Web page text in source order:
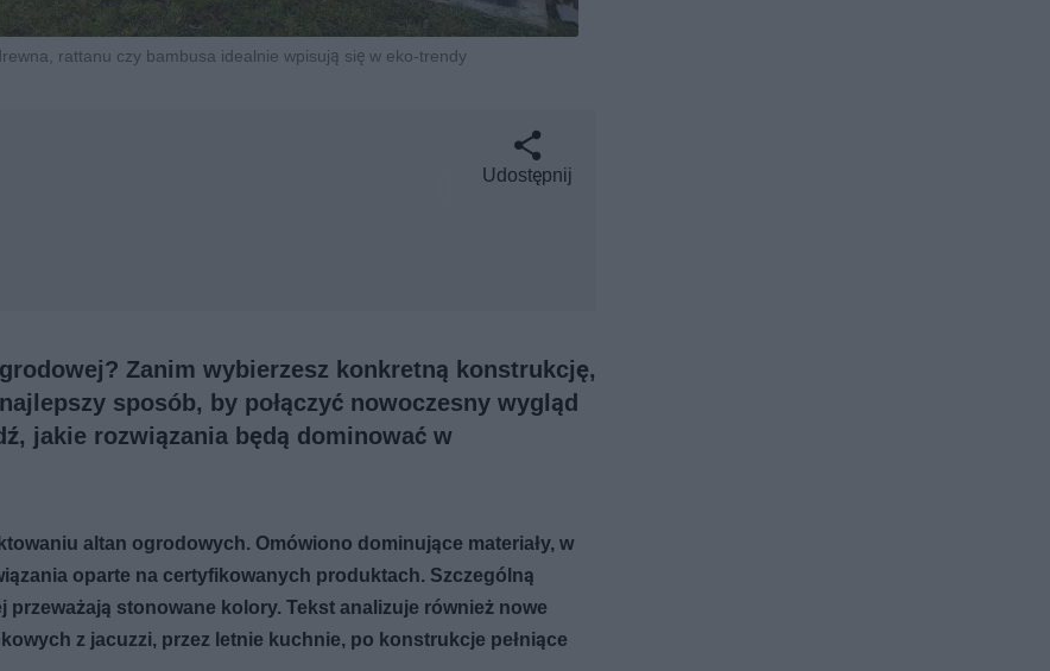
rattanu czy bambusa idealnie wpisują się w eko-trendy
Udostępnij
Zanim wybierzesz konkretną konstrukcję,
sposób, by połączyć nowoczesny wygląd
jakie rozwiązania będą dominować w
altan ogrodowych. Omówiono dominujące materiały, w
oparte na certyfikowanych produktach. Szczególną
stonowane kolory. Tekst analizuje również nowe
z jacuzzi, przez letnie kuchnie, po konstrukcje pełniące